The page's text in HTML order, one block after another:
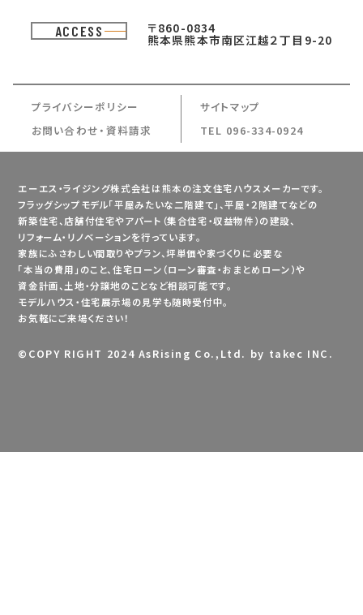
ACCESS 〒860-0834
熊本県熊本市南区江越２丁目9-20
プライバシーポリシー
サイトマップ
お問い合わせ・資料請求
TEL 096-334-0924
エーエス・ライジング株式会社は熊本の注文住宅ハウスメーカーです。
フラッグシップモデル「平屋みたいな二階建て」、平屋・２階建てなどの
新築住宅、店舗付住宅やアパート（集合住宅・収益物件）の建設、
リフォーム・リノベーションを行っています。
家族にふさわしい間取りやプラン、坪単価や家づくりに必要な
「本当の費用」のこと、住宅ローン（ローン審査・おまとめローン）や
資金計画、土地・分譲地のことなど相談可能です。
モデルハウス・住宅展示場の見学も随時受付中。
お気軽にご来場ください！
© COPY RIGHT 2024 AsRising Co.,Ltd. by takec INC.